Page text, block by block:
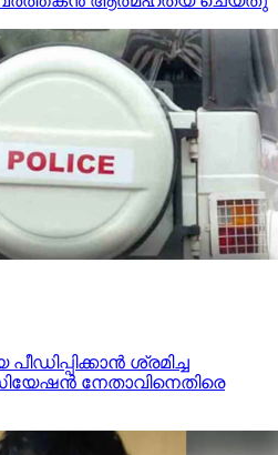
ശ്രമിച്ച
നേതാവിനെതിരെ